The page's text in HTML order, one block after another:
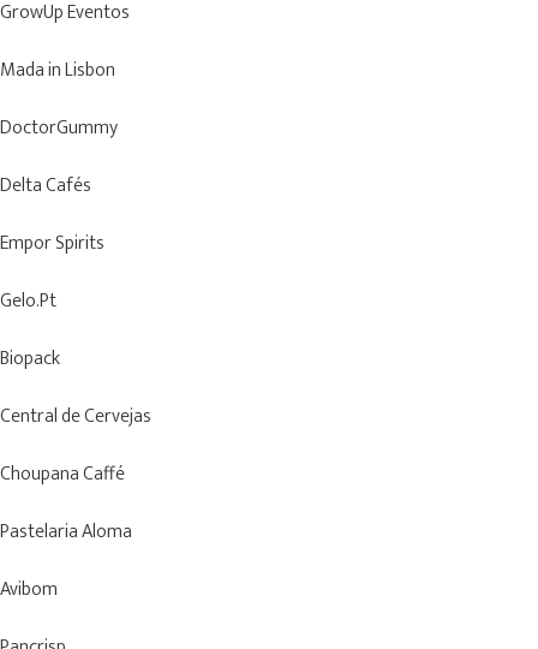
GrowUp Eventos
Mada in Lisbon
DoctorGummy
Delta Cafés
Empor Spirits
Gelo.Pt
Biopack
Central de Cervejas
Choupana Caffé
Pastelaria Aloma
Avibom